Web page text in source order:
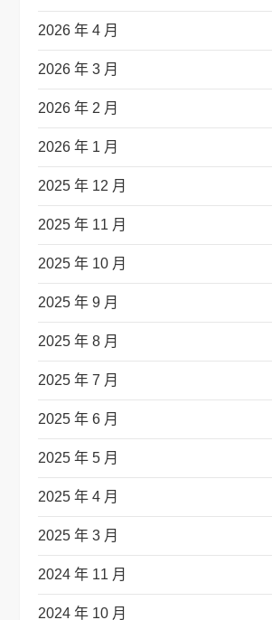
2026 年 4 月
2026 年 3 月
2026 年 2 月
2026 年 1 月
2025 年 12 月
2025 年 11 月
2025 年 10 月
2025 年 9 月
2025 年 8 月
2025 年 7 月
2025 年 6 月
2025 年 5 月
2025 年 4 月
2025 年 3 月
2024 年 11 月
2024 年 10 月